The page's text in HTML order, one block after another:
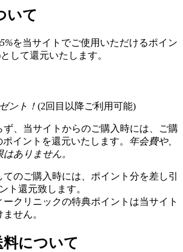
いて
5%を当サイトでご使用いただけるポイン
して還元いたします。
ント！ (2回目以降ご利用可能)
ず、当サイトからのご購入時には、ご購
イントを還元いたします。 年会費や、
ありません。
のご購入時には、ポイント分を差し引
ト還元致します。
クリニックの特典ポイントは当サイト
せん。
について